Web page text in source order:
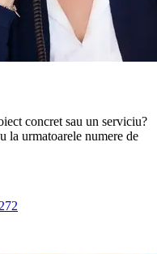
concret sau un serviciu?
la urmatoarele numere de